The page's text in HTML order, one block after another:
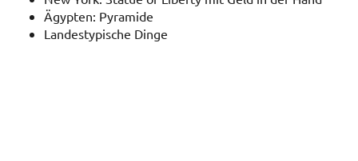
Ägypten: Pyramide
Landestypische Dinge